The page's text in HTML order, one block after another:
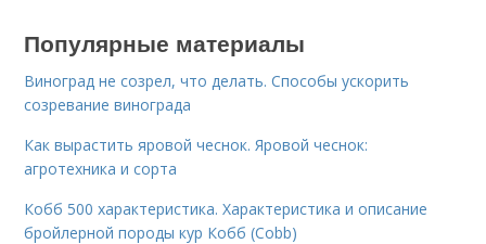
Популярные материалы
Виноград не созрел, что делать. Способы ускорить
созревание винограда
Как вырастить яровой чеснок. Яровой чеснок:
агротехника и сорта
Кобб 500 характеристика. Характеристика и описание
бройлерной породы кур Кобб (Cobb)